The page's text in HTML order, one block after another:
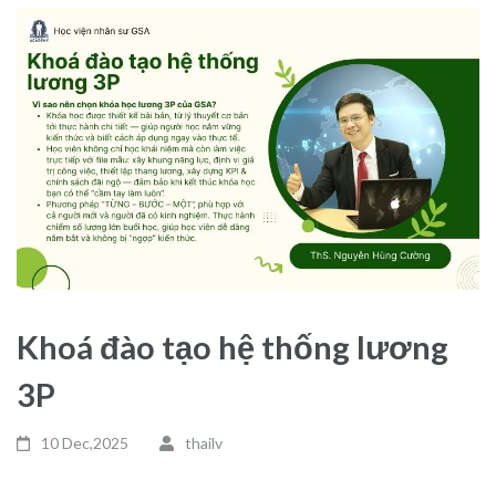
Khoá đào tạo hệ thống lương
3P
10 Dec,2025 thailv